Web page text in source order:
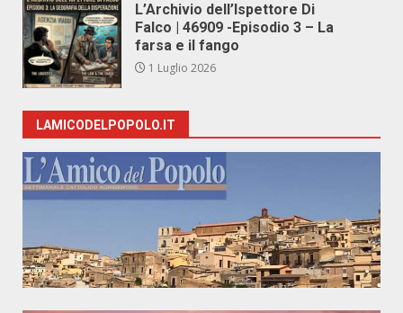
L’Archivio dell’Ispettore Di
Falco | 46909 -Episodio 3 – La
farsa e il fango
1 Luglio 2026
LAMICODELPOPOLO.IT